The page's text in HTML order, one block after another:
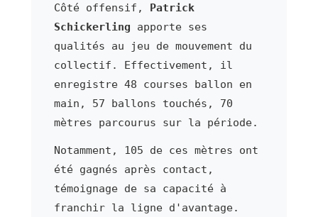
Côté offensif, Patrick
Schickerling apporte ses
qualités au jeu de mouvement du
collectif. Effectivement, il
enregistre 48 courses ballon en
main, 57 ballons touchés, 70
mètres parcourus sur la période.
Notamment, 105 de ces mètres ont
été gagnés après contact,
témoignage de sa capacité à
franchir la ligne d'avantage.